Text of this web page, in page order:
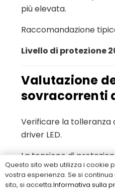
più elevata.
Raccomandazione
Livello di protezione
Valutazione
sovracorrenti
Verificare la tolleranza
driver LED.
La tensione di
essere inferiore alla
del driver.
Questo sito web utilizza i cookie
vostra esperienza. Se si continua
sito, si accetta.Informativa sulla